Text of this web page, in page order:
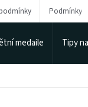
Podmínky
medaile Tipy